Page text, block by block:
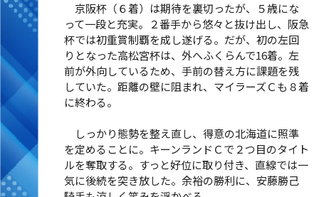
京阪杯（６着）は期待を裏切ったが、５歳にな
って一段と充実。２番手から悠々と抜け出し、阪急
杯では初重賞制覇を成し遂げる。だが、初の左回
りとなった高松宮杯は、外へふくらんで16着。左
前が外向しているため、手前の替え方に課題を残
していた。距離の壁に阻まれ、マイラーズＣも８着
に終わる。
しっかり態勢を整え直し、得意の北海道に照準
を定めることに。キーンランドＣで２つ目のタイト
ルを奪取する。すっと好位に取り付き、直線では一
気に後続を突き放した。余裕の勝利に、安藤勝己